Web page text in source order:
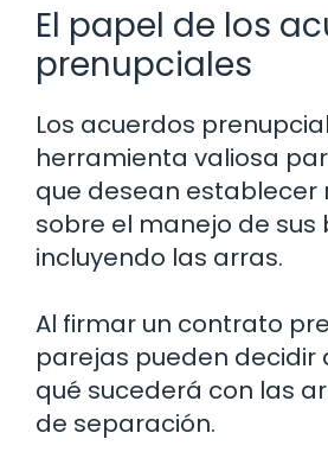
El papel de los
prenupciales
Los acuerdos
herramienta valiosa
que desean establecer
sobre el manejo de sus
incluyendo las arras.
Al firmar un contrato
parejas pueden
qué sucederá con las
de separación.